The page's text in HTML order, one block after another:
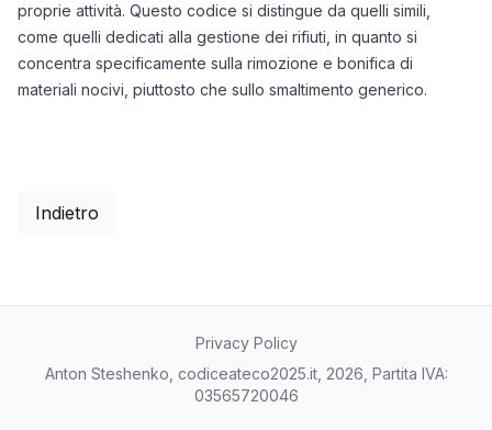
proprie attività. Questo codice si distingue da quelli simili,
come quelli dedicati alla gestione dei rifiuti, in quanto si
concentra specificamente sulla rimozione e bonifica di
materiali nocivi, piuttosto che sullo smaltimento generico.
Indietro
Privacy Policy
Anton Steshenko, codiceateco2025.it, 2026, Partita IVA:
03565720046